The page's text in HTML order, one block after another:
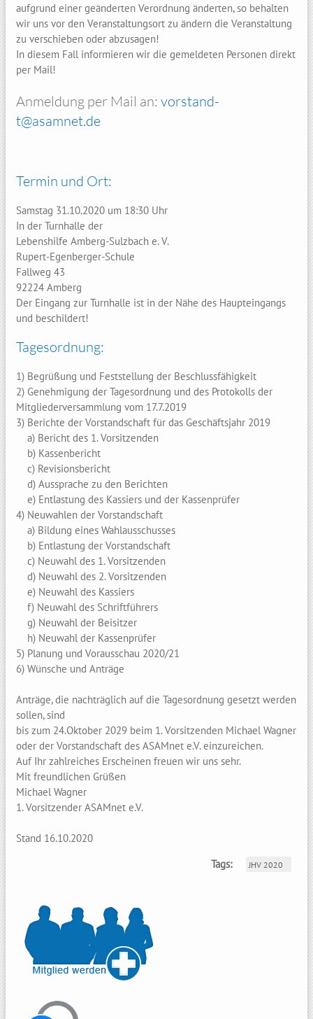
aufgrund einer geänderten Verordnung änderten, so behalten
wir uns vor den Veranstaltungsort zu ändern die Veranstaltung
zu verschieben oder abzusagen!
In diesem Fall informieren wir die gemeldeten Personen direkt
per Mail!
Anmeldung per Mail an: vorstand-
t@asamnet.de
Termin und Ort:
Samstag 31.10.2020 um 18:30 Uhr
In der Turnhalle der
Lebenshilfe Amberg-Sulzbach e. V.
Rupert-Egenberger-Schule
Fallweg 43
92224 Amberg
Der Eingang zur Turnhalle ist in der Nähe des Haupteingangs
und beschildert!
Tagesordnung:
1) Begrüßung und Feststellung der Beschlussfähigkeit
2) Genehmigung der Tagesordnung und des Protokolls der
Mitgliederversammlung vom 17.7.2019
3) Berichte der Vorstandschaft für das Geschäftsjahr 2019
a) Bericht des 1. Vorsitzenden
b) Kassenbericht
c) Revisionsbericht
d) Aussprache zu den Berichten
e) Entlastung des Kassiers und der Kassenprüfer
4) Neuwahlen der Vorstandschaft
a) Bildung eines Wahlausschusses
b) Entlastung der Vorstandschaft
c) Neuwahl des 1. Vorsitzenden
d) Neuwahl des 2. Vorsitzenden
e) Neuwahl des Kassiers
f) Neuwahl des Schriftführers
g) Neuwahl der Beisitzer
h) Neuwahl der Kassenprüfer
5) Planung und Vorausschau 2020/21
6) Wünsche und Anträge
Anträge, die nachträglich auf die Tagesordnung gesetzt werden
sollen, sind
bis zum 24.Oktober 2029 beim 1. Vorsitzenden Michael Wagner
oder der Vorstandschaft des ASAMnet e.V. einzureichen.
Auf Ihr zahlreiches Erscheinen freuen wir uns sehr.
Mit freundlichen Grüßen
Michael Wagner
1. Vorsitzender ASAMnet e.V.
Stand 16.10.2020
Tags:
JHV 2020